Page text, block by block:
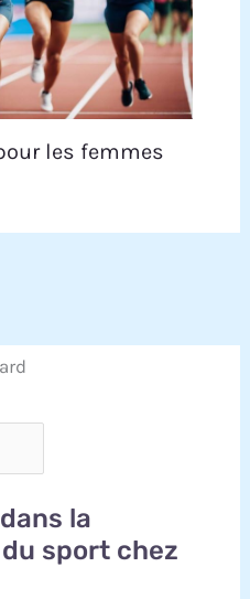
les femmes
la
sport chez